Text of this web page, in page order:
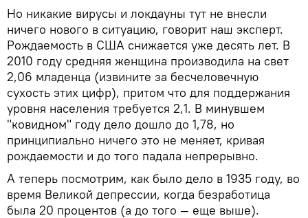
Но никакие вирусы и локдауны тут не внесли
ничего нового в ситуацию, говорит наш эксперт.
Рождаемость в США снижается уже десять лет. В
2010 году средняя женщина производила на свет
2,06 младенца (извините за бесчеловечную
сухость этих цифр), притом что для поддержания
уровня населения требуется 2,1. В минувшем
"ковидном" году дело дошло до 1,78, но
принципиально ничего это не меняет, кривая
рождаемости и до того падала непрерывно.
А теперь посмотрим, как было дело в 1935 году, во
время Великой депрессии, когда безработица
была 20 процентов (а до того — еще выше).